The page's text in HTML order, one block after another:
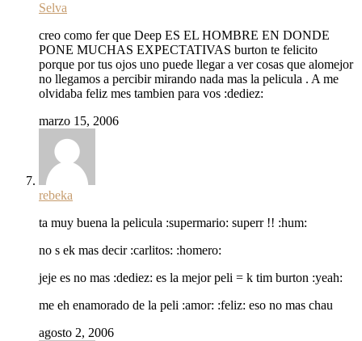
Selva
creo como fer que Deep ES EL HOMBRE EN DONDE
PONE MUCHAS EXPECTATIVAS burton te felicito
porque por tus ojos uno puede llegar a ver cosas que alomejor
no llegamos a percibir mirando nada mas la pelicula . A me
olvidaba feliz mes tambien para vos :dediez:
marzo 15, 2006
rebeka
ta muy buena la pelicula :supermario: superr !! :hum:
no s ek mas decir :carlitos: :homero:
jeje es no mas :dediez: es la mejor peli = k tim burton :yeah:
me eh enamorado de la peli :amor: :feliz: eso no mas chau
agosto 2, 2006